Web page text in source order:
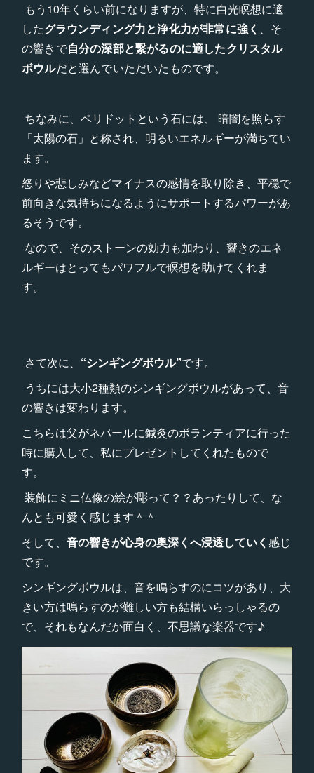
もう10年くらい前になりますが、特に白光瞑想に適
したグラウンディング力と浄化力が非常に強く 、そ
の響きで自分の深部と繋がるのに適したクリスタル
ボウルだと選んでいただいたものです。
ちなみに、ペリドットという石には、 暗闇を照らす
「太陽の石」と称され、明るいエネルギーが満ちてい
ます。
怒りや悲しみなどマイナスの感情を取り除き、平穏で
前向きな気持ちになるようにサポートするパワーがあ
るそうです。
なので、そのストーンの効力も加わり、響きのエネ
ルギーはとってもパワフルで瞑想を助けてくれま
す。
さて次に、 “シンギングボウル”です。
うちには大小2種類のシンギングボウルがあって、音
の響きは変わります。
こちらは父がネパールに鍼灸のボランティアに行った
時に購入して、私にプレゼントしてくれたもので
す。
装飾にミニ仏像の絵が彫って？？あったりして、な
んとも可愛く感じます＾＾
そして、 音の響きが心身の奥深くへ浸透していく 感じ
です。
シンギングボウルは、音を鳴らすのにコツがあり、大
きい方は鳴らすのが難しい方も結構いらっしゃるの
で、それもなんだか面白く、不思議な楽器です♪